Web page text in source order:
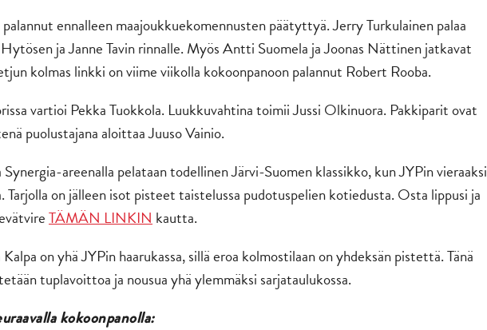
ennalleen maajoukkuekomennusten päätyttyä. Jerry Turkulainen palaa
ja Janne Tavin rinnalle. Myös Antti Suomela ja Joonas Nättinen jatkavat
kolmas linkki on viime viikolla kokoonpanoon palannut Robert Rooba.
vartioi Pekka Tuokkola. Luukkuvahtina toimii Jussi Olkinuora. Pakkiparit ovat
puolustajana aloittaa Juuso Vainio.
areenalla pelataan todellinen Järvi-Suomen klassikko, kun JYPin vieraaksi
Tarjolla on jälleen isot pisteet taistelussa pudotuspelien kotiedusta. Osta lippusi ja
TÄMÄN LINKINkautta.
on yhä JYPin haarukassa, sillä eroa kolmostilaan on yhdeksän pistettä. Tänä
tuplavoittoa ja nousua yhä ylemmäksi sarjataulukossa.
kokoonpanolla: